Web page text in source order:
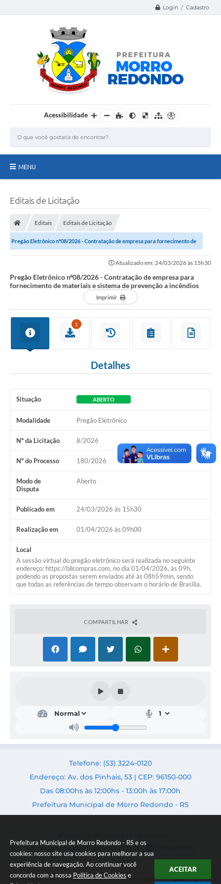
Prefeitura Municipal de Morro Redondo - RS e os
cookies: nosso site usa cookies para melhorar a sua
experiência de navegação. Ao continuar você
concorda com a nossa Política de Cookies e
ACEITAR
Login / Cadastro
Acessibilidade
MENU
Secretarias
Serviços Online
Ouvidoria
Transparência
Agenda
Acesso Rápido
Editais
Carta de Serviços
Arquivos para Download
Galeria de Vídeos
Projetos
Links
R.H
Editais de Licitação
Editais Editais de Licitação
Pregão Eletrônico nº08/2026 - Contratação de empresa para fornecimento de
Atualizado em: 24/03/2026 às 15h30
Pregão Eletrônico nº08/2026 - Contratação de empresa para
fornecimento de materiais e sistema de prevenção a incêndios
Imprimir
1
Detalhes
Situação ABERTO
Modalidade Pregão Eletrônico
Nº da Licitação 8/2026
Nº do Processo 180/2026
Modo de
Disputa
Aberto
Publicado em 24/03/2026 às 15h30
Realização em 01/04/2026 às 09h00
Local
A sessão virtual do pregão eletrônico será realizada no seguinte
endereço: https://bllcompras.com, no dia 01/04/2026, às 09h,
podendo as propostas serem enviados até às 08h59min, sendo
que todas as referências de tempo observam o horário de Brasília.
COMPARTILHAR
Telefone: (53) 3224-0120
Endereço: Av. dos Pinhais, 53 | CEP: 96150-000
Das 08:00hs às 12:00hs - 13:00h às 17:00h
Prefeitura Municipal de Morro Redondo - RS
Portal atualizado em:
Copyright Instar - 2006-2026. Todos os direitos reservados -